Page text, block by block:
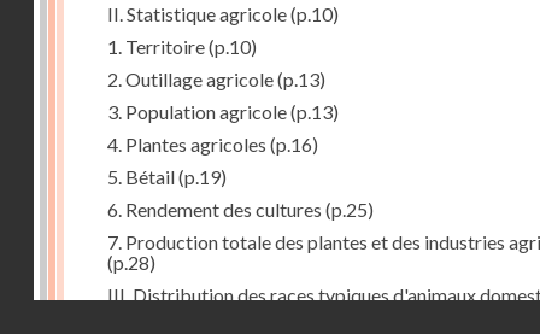
II. Statistique agricole(p.10)
1. Territoire(p.10)
2. Outillage agricole(p.13)
3. Population agricole(p.13)
4. Plantes agricoles (p.16)
5. Bétail(p.19)
6. Rendement des cultures (p.25)
7. Production totale des plantes et des industries
(p.28)
III. Distribution des races typiques d'animaux